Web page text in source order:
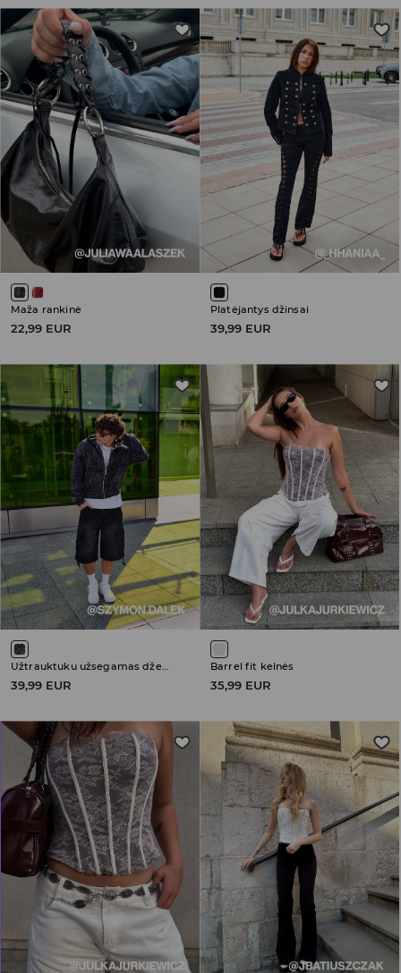
Maža rankinė
22,99 EUR
Platėjantys džinsai
39,99 EUR
Užtrauktuku užsegamas džemperis su gobtuvu
39,99 EUR
Barrel fit kelnės
35,99 EUR